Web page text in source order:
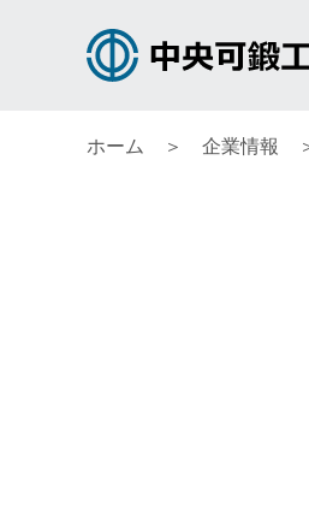
ホーム 企業情報